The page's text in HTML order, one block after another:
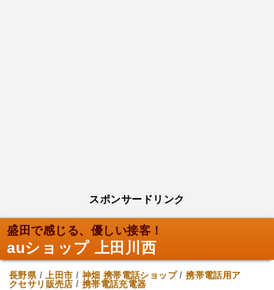
スポンサードリンク
盛田で感じる、優しい接客！
auショップ 上田川西
長野県/上田市 / 神畑 携帯電話ショップ/携帯電話用ア
クセサリ販売店 / 携帯電話充電器